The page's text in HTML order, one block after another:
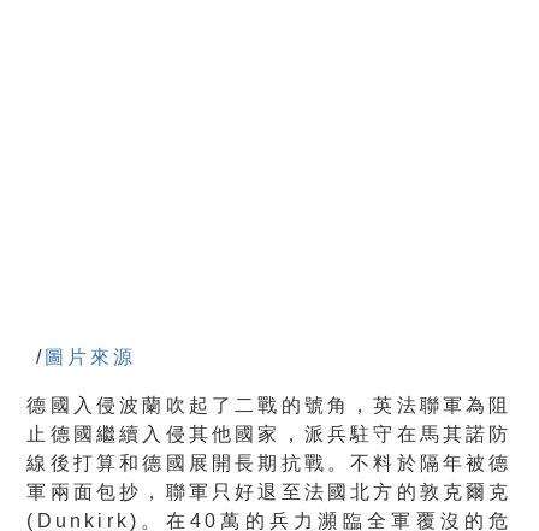
/ 圖片來源
德國入侵波蘭吹起了二戰的號角，英法聯軍為阻
止德國繼續入侵其他國家，派兵駐守在馬其諾防
線後打算和德國展開長期抗戰。不料於隔年被德
軍兩面包抄，聯軍只好退至法國北方的敦克爾克
(Dunkirk)。在40萬的兵力瀕臨全軍覆沒的危